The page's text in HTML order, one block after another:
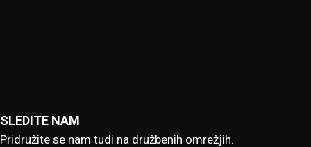
SLEDITE NAM
Pridružite se nam tudi na družbenih omrežjih.